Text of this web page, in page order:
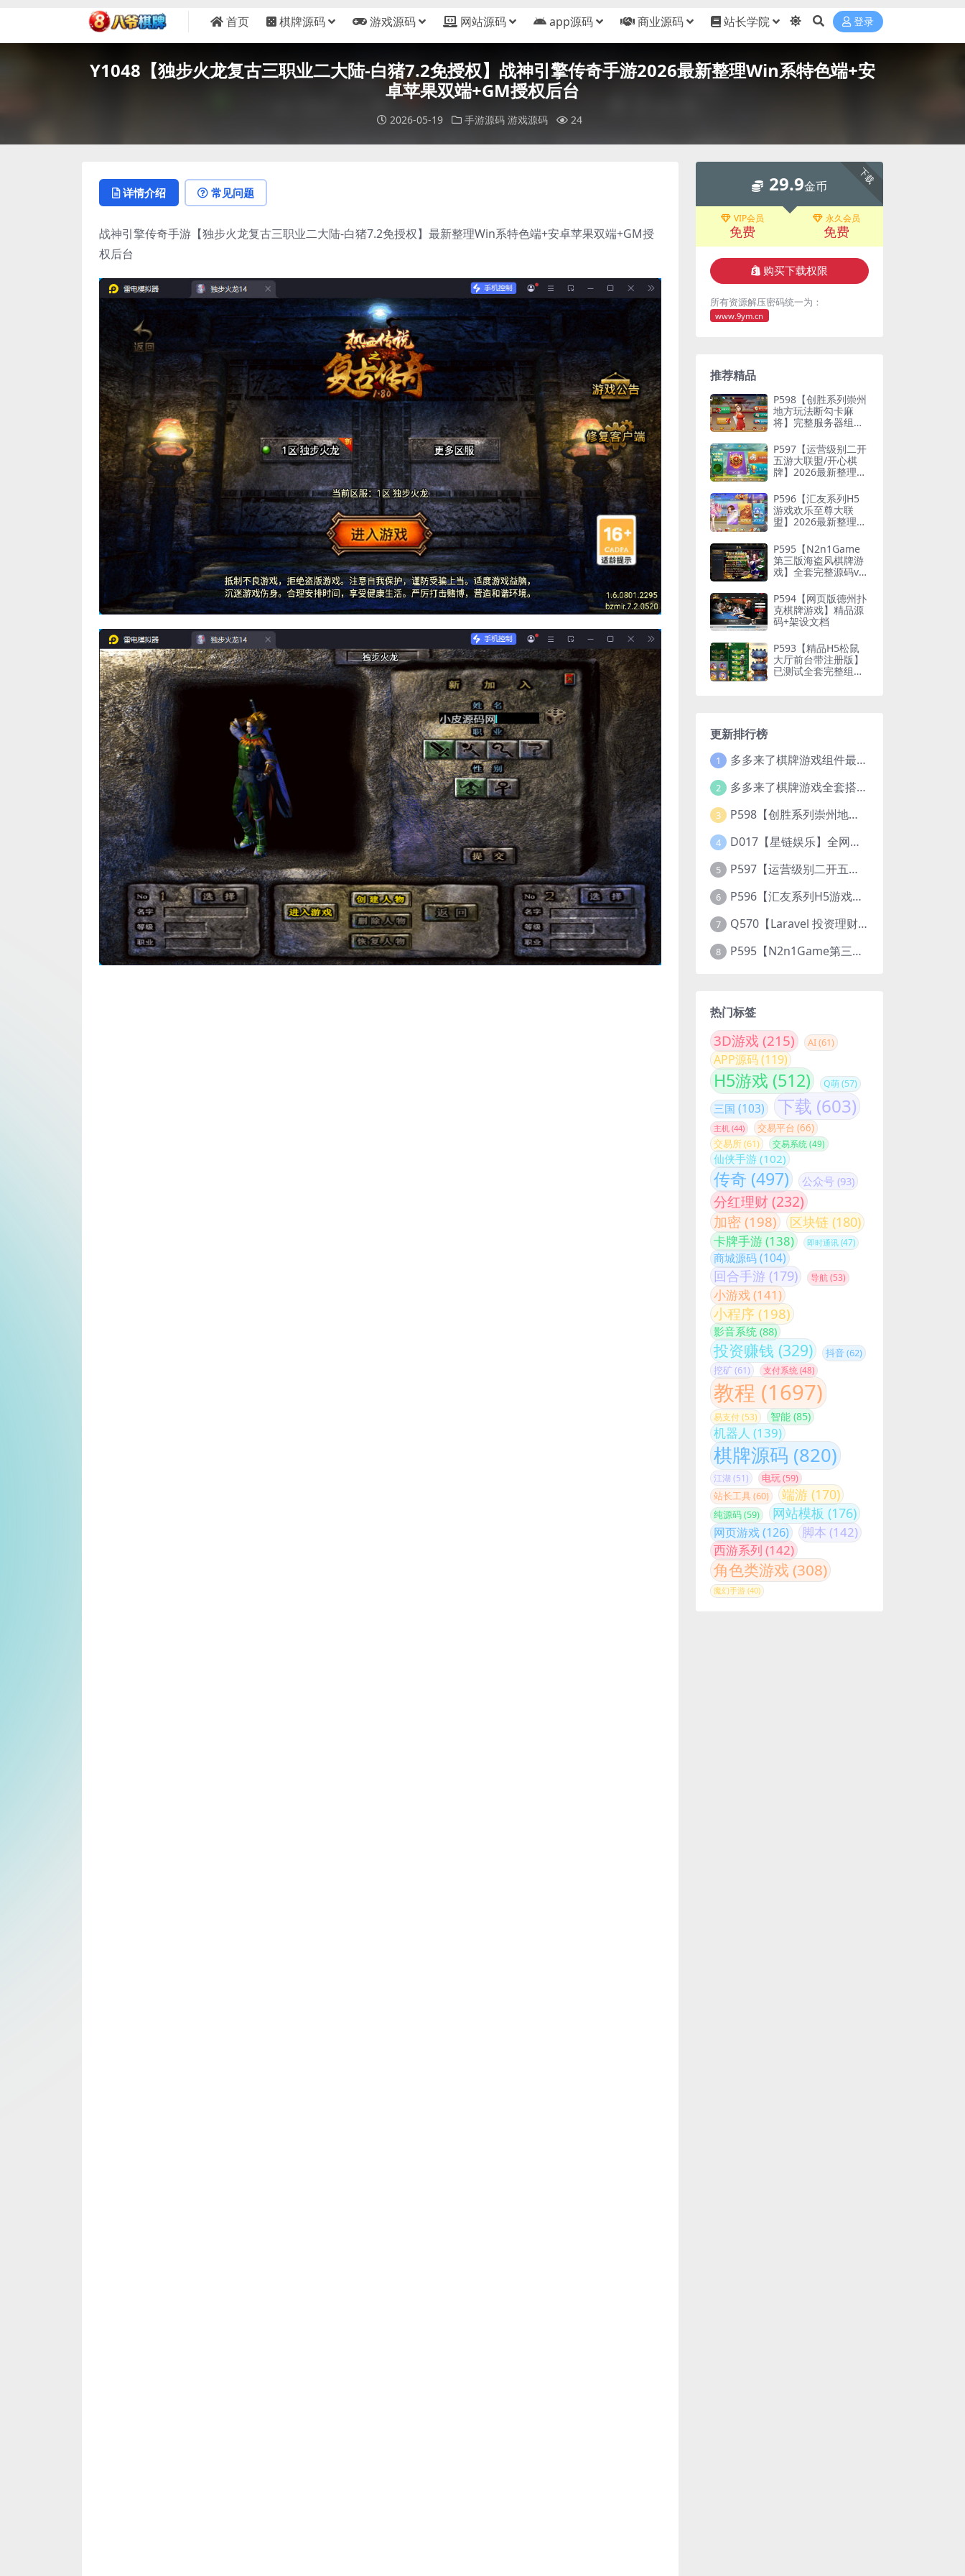
首页 棋牌源码 游戏源码 网站源码 app源码 商业源码 站长学院 登录
Y1048【独步火龙复古三职业二大陆-白猪7.2免授权】战神引擎传奇手游2026最新整理Win系特色端+安
卓苹果双端+GM授权后台
手游源码 游戏源码
详情介绍 常见问题
战神引擎传奇手游【独步火龙复古三职业二大陆-白猪7.2免授权】最新整理Win系特色端+安卓苹果双端+GM授
权后台
下载
29.9 金币
VIP会员
免费
永久会员
免费
购买下载权限
www.9ym.cn
推荐精品
地方玩法断勾卡麻
将】完整服务器组件
+双端APP+授权机+通
P597【运营级别二开
五游大联盟/开心棋
牌】2026最新整理完
整服务器组件+双端A
详细视频教程
P596【汇友系列H5
游戏欢乐至尊大联
盟】2026最新整理Li
nux系统最新组件+搭
第三版海盗风棋牌游
戏】全套完整源码v8.
0.0.1含android、io
+视频教程
P594【网页版德州扑
克棋牌游戏】精品源
码+架设文档
P593【精品H5松鼠
大厅前台带注册版】
已测试全套完整组件
+视频搭建教程
更新排行榜
1
2
3
4
5
6
7
8
热门标签
3D游戏(215) AI(61)
APP源码(119)
H5游戏(512) Q萌(57)
三国(103) 下载(603)
主机(44) 交易平台(66)
交易所(61) 交易系统(49)
仙侠手游(102)
传奇(497) 公众号(93)
分红理财(232)
加密(198) 区块链(180)
卡牌手游(138) 即时通讯(47)
商城源码(104)
回合手游 (179) 导航(53)
小游戏(141)
小程序(198)
影音系统(88)
投资赚钱(329) 抖音(62)
挖矿(61) 支付系统(48)
教程(1697)
易支付(53) 智能(85)
机器人(139)
棋牌源码(820)
江湖(51) 电玩(59)
站长工具(60) 端游(170)
纯源码(59) 网站模板(176)
网页游戏(126) 脚本(142)
西游系列(142)
角色类游戏(308)
魔幻手游(40)